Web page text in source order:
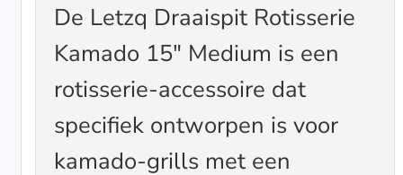
De Letzq Draaispit Rotisserie
Kamado 15″ Medium is een
rotisserie-accessoire dat
specifiek ontworpen is voor
kamado-grills met een